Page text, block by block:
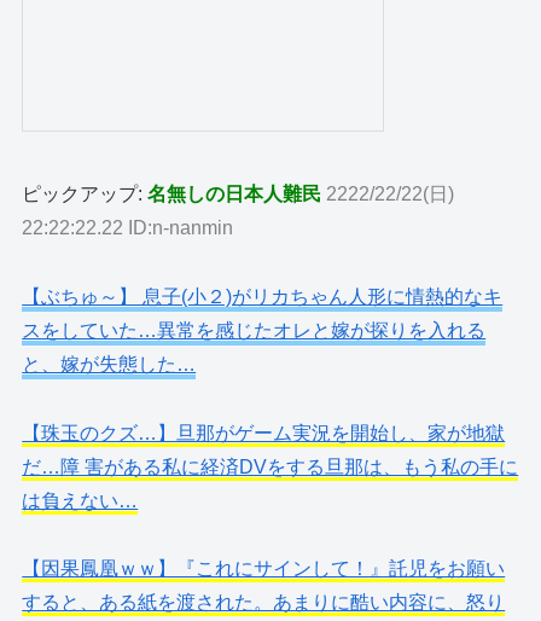
ピックアップ:名無しの日本人難民 2222/22/22(日)
22:22:22.22 ID:n-nanmin
【ぶちゅ～】 息子(小２)がリカちゃん人形に情熱的なキ
スをしていた…異常を感じたオレと嫁が探りを入れる
と、嫁が失態した…
【珠玉のクズ…】旦那がゲーム実況を開始し、家が地獄
だ…障 害がある私に経済DVをする旦那は、もう私の手に
は負えない…
【因果鳳凰ｗｗ】『これにサインして！』託児をお願い
すると、ある紙を渡された。あまりに酷い内容に、怒り